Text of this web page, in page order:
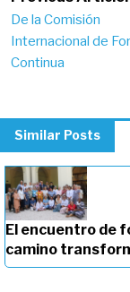
De la Comisión
Internacional de
Continua
Similar Posts
El encuentro de
camino